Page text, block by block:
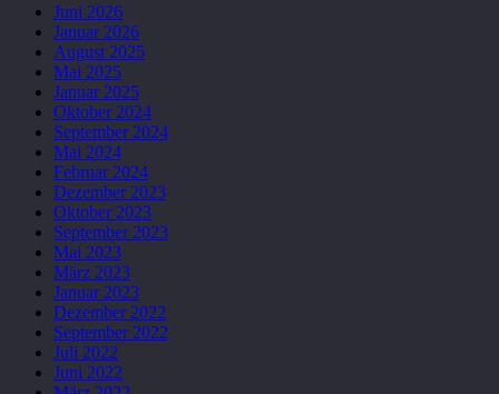
Juni 2026
Januar 2026
August 2025
Mai 2025
Januar 2025
Oktober 2024
September 2024
Mai 2024
Februar 2024
Dezember 2023
Oktober 2023
September 2023
Mai 2023
März 2023
Januar 2023
Dezember 2022
September 2022
Juli 2022
Juni 2022